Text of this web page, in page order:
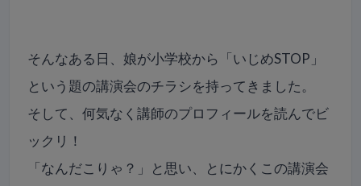
そんなある日、娘が小学校から「いじめSTOP」
という題の講演会のチラシを持ってきました。
そして、何気なく講師のプロフィールを読んでビ
ックリ！
「なんだこりゃ？」と思い、とにかくこの講演会